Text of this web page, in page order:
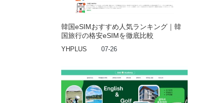
韓国eSIMおすすめ人気ランキング｜韓
国旅行の格安eSIMを徹底比較
YHPLUS 07-26